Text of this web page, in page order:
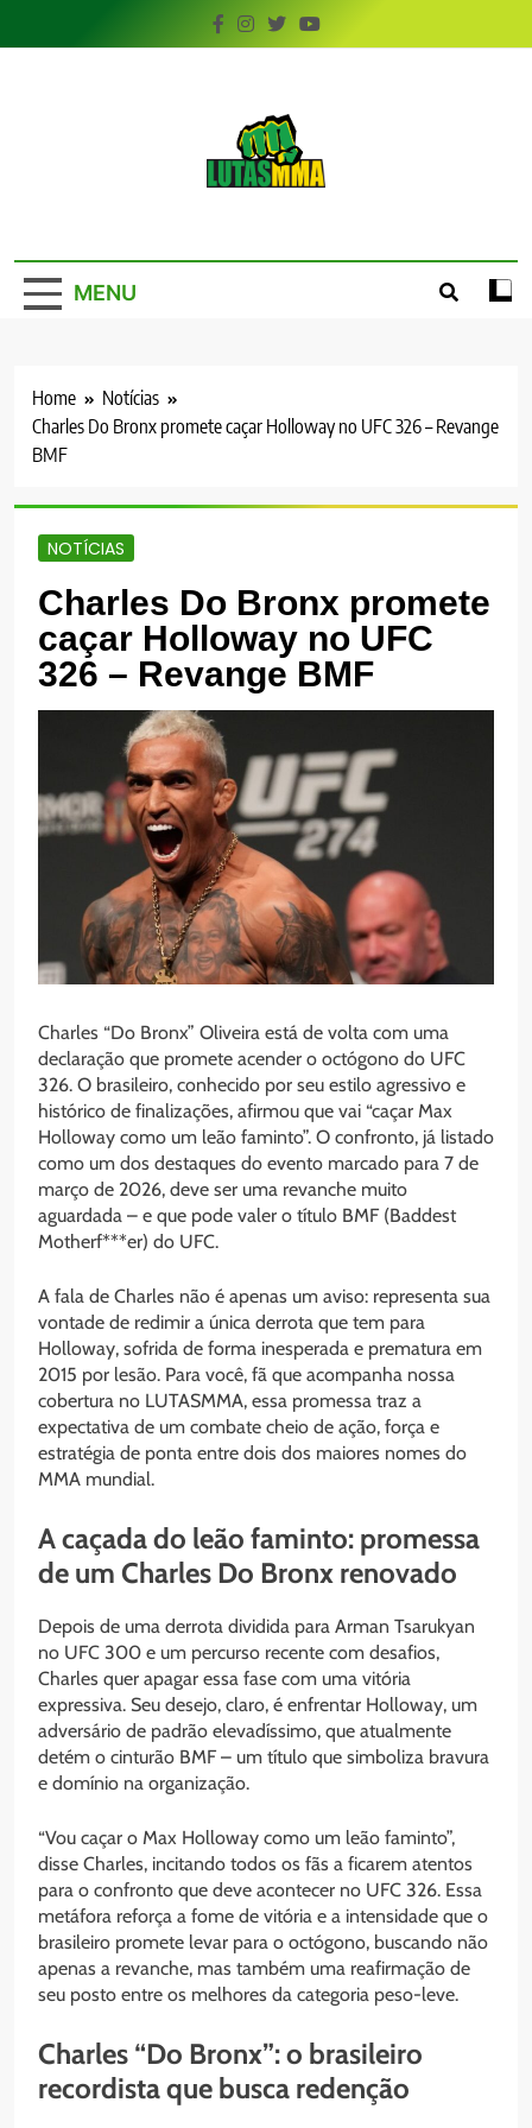
to
MENU
Home
Notícias
Charles Do Bronx promete caçar Holloway no UFC 326 – Revange
BMF
NOTÍCIAS
Charles Do Bronx promete
caçar Holloway no UFC
326 – Revange BMF
Charles “Do Bronx” Oliveira está de volta com uma
declaração que promete acender o octógono do UFC
326. O brasileiro, conhecido por seu estilo agressivo e
histórico de finalizações, afirmou que vai “caçar Max
Holloway como um leão faminto”. O confronto, já listado
como um dos destaques do evento marcado para 7 de
março de 2026, deve ser uma revanche muito
aguardada – e que pode valer o título BMF (Baddest
Motherf***er) do UFC.
A fala de Charles não é apenas um aviso: representa sua
vontade de redimir a única derrota que tem para
Holloway, sofrida de forma inesperada e prematura em
2015 por lesão. Para você, fã que acompanha nossa
cobertura no LUTASMMA, essa promessa traz a
expectativa de um combate cheio de ação, força e
estratégia de ponta entre dois dos maiores nomes do
MMA mundial.
A caçada do leão faminto: promessa
de um Charles Do Bronx renovado
Depois de uma derrota dividida para Arman Tsarukyan
no UFC 300 e um percurso recente com desafios,
Charles quer apagar essa fase com uma vitória
expressiva. Seu desejo, claro, é enfrentar Holloway, um
adversário de padrão elevadíssimo, que atualmente
detém o cinturão BMF – um título que simboliza bravura
e domínio na organização.
“Vou caçar o Max Holloway como um leão faminto”,
disse Charles, incitando todos os fãs a ficarem atentos
para o confronto que deve acontecer no UFC 326. Essa
metáfora reforça a fome de vitória e a intensidade que o
brasileiro promete levar para o octógono, buscando não
apenas a revanche, mas também uma reafirmação de
seu posto entre os melhores da categoria peso-leve.
Charles “Do Bronx”: o brasileiro
recordista que busca redenção